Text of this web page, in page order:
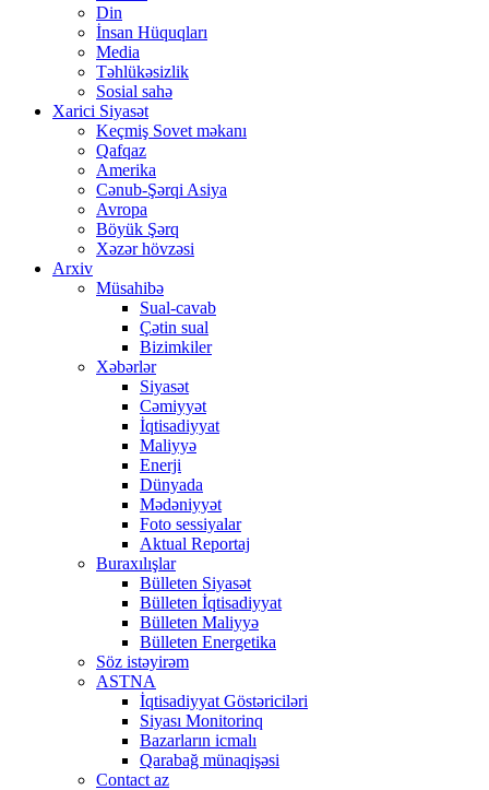
Din
İnsan Hüquqları
Media
Təhlükəsizlik
Sosial sahə
Xarici Siyasət
Keçmiş Sovet məkanı
Qafqaz
Amerika
Cənub-Şərqi Asiya
Avropa
Böyük Şərq
Xəzər hövzəsi
Arxiv
Müsahibə
Sual-cavab
Çətin sual
Bizimkiler
Xəbərlər
Siyasət
Cəmiyyət
İqtisadiyyat
Maliyyə
Enerji
Dünyada
Mədəniyyət
Foto sessiyalar
Aktual Reportaj
Buraxılışlar
Bülleten Siyasət
Bülleten İqtisadiyyat
Bülleten Maliyyə
Bülleten Energetika
Söz istəyirəm
ASTNA
İqtisadiyyat Göstəriciləri
Siyası Monitorinq
Bazarların icmalı
Qarabağ münaqişəsi
Contact az